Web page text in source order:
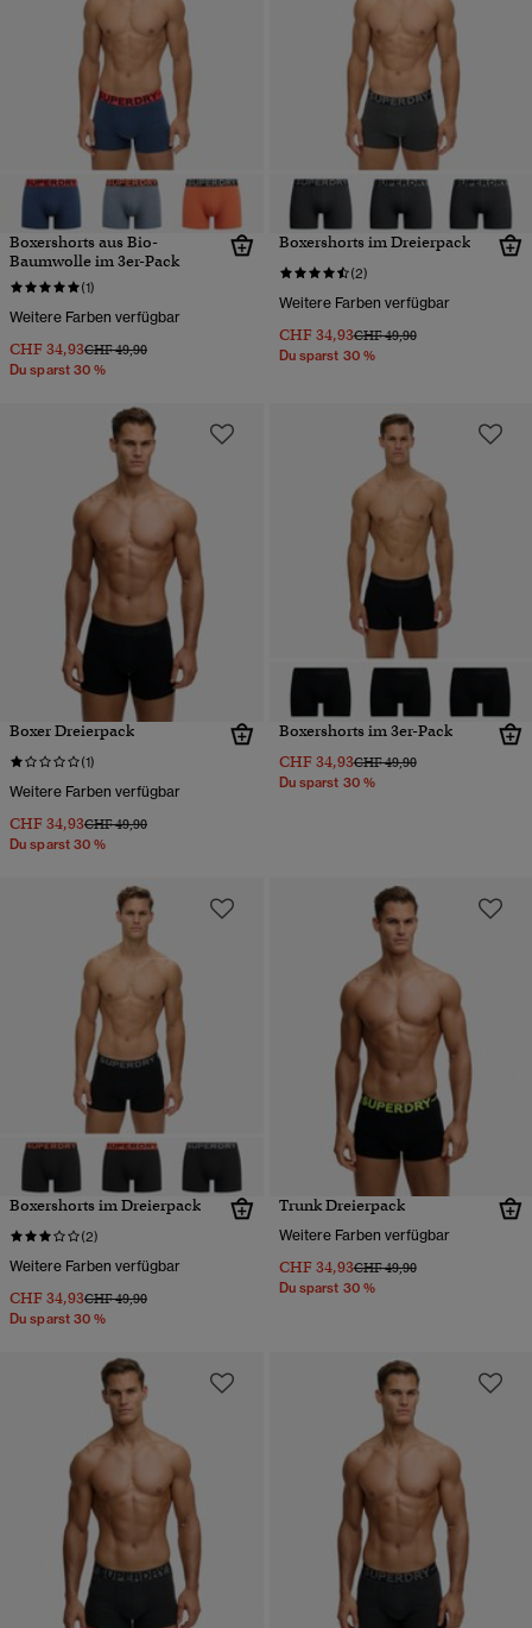
Boxershorts aus Bio-
Baumwolle im 3er-Pack
(1)
Weitere Farben verfügbar
CHF 34,93Preis wurde reduziert von
CHF 49,90bis
Du sparst 30 %
Boxershorts im Dreierpack
(2)
Weitere Farben verfügbar
CHF 34,93Preis wurde reduziert von
CHF 49,90bis
Du sparst 30 %
Boxer Dreierpack
(1)
Weitere Farben verfügbar
CHF 34,93Preis wurde reduziert von
CHF 49,90bis
Du sparst 30 %
Boxershorts im 3er-Pack
CHF 34,93Preis wurde reduziert von
CHF 49,90bis
Du sparst 30 %
Boxershorts im Dreierpack
(2)
Weitere Farben verfügbar
CHF 34,93Preis wurde reduziert von
CHF 49,90bis
Du sparst 30 %
Trunk Dreierpack
Weitere Farben verfügbar
CHF 34,93Preis wurde reduziert von
CHF 49,90bis
Du sparst 30 %